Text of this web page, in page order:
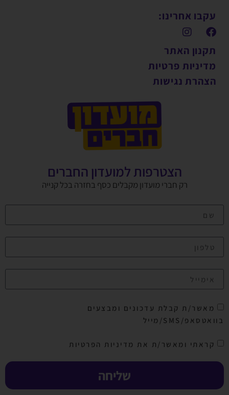
עקבו אחרינו:
תקנון האתר
מדיניות פרטיות
הצהרת נגישות
הצטרפות למועדון החברים
רק חברי מועדון מקבלים כסף בחזרה בכל קנייה
מאשר/ת קבלת עדכונים ומבצעים
בוואטסאפ/SMS/מייל
קראתי ומאשר/ת את מדיניות הפרטיות
שליחה